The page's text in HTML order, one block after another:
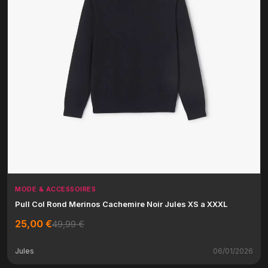
MODE & ACCESSOIRES
Pull Col Rond Merinos Cachemire Noir Jules XS a XXXL
25,00 €49,99 €
Jules 06/01/2026